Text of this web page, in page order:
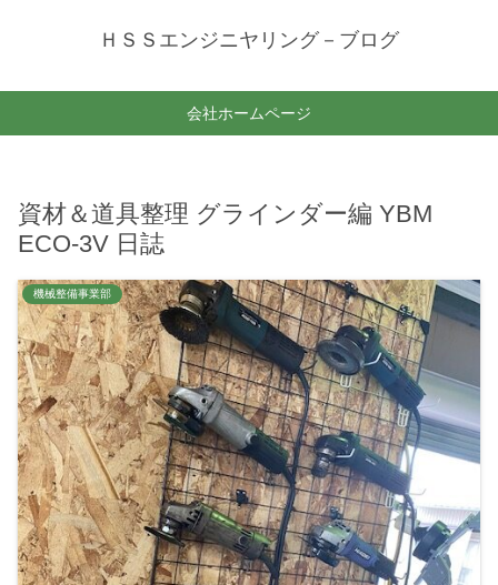
ＨＳＳエンジニヤリング－ブログ
会社ホームページ
資材＆道具整理 グラインダー編 YBM
ECO-3V 日誌
機械整備事業部